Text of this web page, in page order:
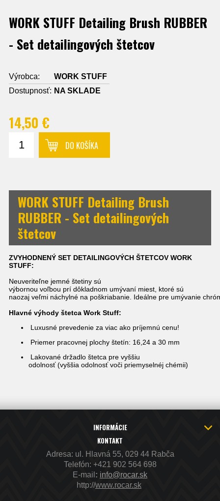
WORK STUFF Detailing Brush RUBBER
- Set detailingových štetcov
Výrobca:
WORK STUFF
Dostupnosť: NA SKLADE
14,50 €
DO KOŠÍKA
WORK STUFF Detailing Brush
RUBBER - Set detailingových
štetcov
ZVYHODNENÝ SET DETAILINGOVÝCH ŠTETCOV WORK
STUFF:
Neuveriteľne jemné štetiny sú
výbornou voľbou prí dôkladnom umývaní miest, ktoré sú
naozaj veľmi náchylné na poškriabanie. Ideálne pre umývanie
Hlavné výhody štetca Work Stuff:
Luxusné prevedenie za viac ako príjemnú cenu!
Priemer pracovnej plochy štetín: 16,24 a 30 mm
Lakované držadlo štetca pre vyššiu
odolnosť (vyššia odolnosť voči priemyselnéj chémii)
INFORMÁCIE
KONTAKT
Adresa: ul. Hlavná 55, 029 44 Rabča
Telefón: +421 902 564 698
E-mail : info@rocar.sk
http://www.rocar.sk